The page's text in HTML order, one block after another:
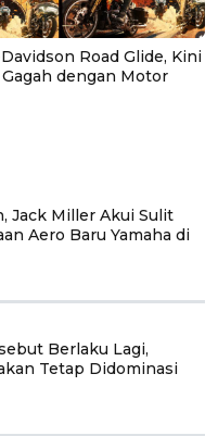
Road Glide, Kini
dengan Motor
Jack Miller Akui Sulit
Aero Baru Yamaha di
Berlaku Lagi,
Tetap Didominasi